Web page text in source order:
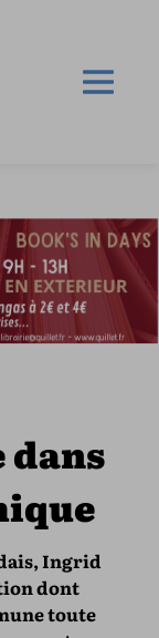
dans
Ingrid
dont
toute